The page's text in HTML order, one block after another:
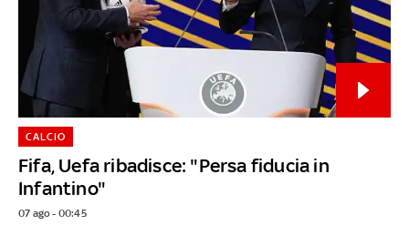
Fifa, Uefa ribadisce: "Persa fiducia in
Infantino"
CALCIO
07 ago - 00:45